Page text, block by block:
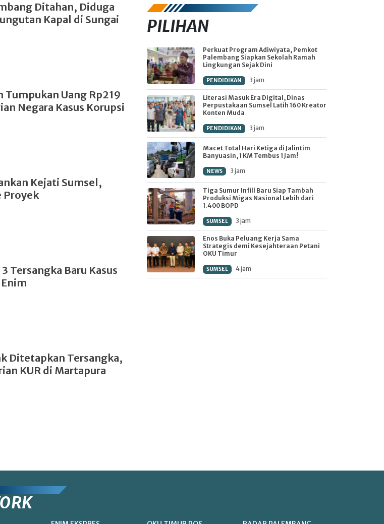
Ditahan, Diduga
Kapal di Sungai
Tumpukan Uang Rp219
Negara Kasus Korupsi
Kejati Sumsel,
Proyek
Tersangka Baru Kasus
Ditetapkan Tersangka,
KUR di Martapura
PILIHAN
Perkuat Program Adiwiyata, Pemkot
Palembang Siapkan Sekolah Ramah
Lingkungan Sejak Dini
PENDIDIKAN 3 jam
Literasi Masuk Era Digital, Dinas
Perpustakaan Sumsel Latih 160 Kreator
Konten Muda
PENDIDIKAN 3 jam
Macet Total Hari Ketiga di Jalintim
Banyuasin, 1 KM Tembus 1 Jam!
NEWS 3 jam
Tiga Sumur Infill Baru Siap Tambah
Produksi Migas Nasional Lebih dari
1.400 BOPD
SUMSEL 3 jam
Enos Buka Peluang Kerja Sama
Strategis demi Kesejahteraan Petani
OKU Timur
SUMSEL 4 jam